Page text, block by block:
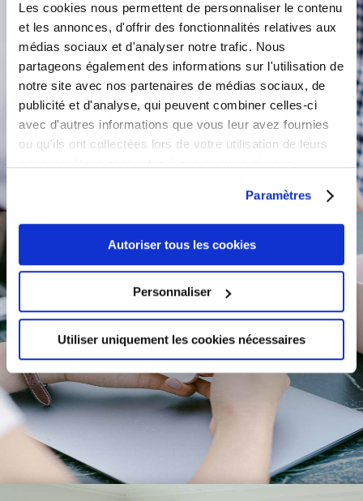
Les cookies nous permettent de personnaliser le contenu
et les annonces, d'offrir des fonctionnalités relatives aux
médias sociaux et d'analyser notre trafic. Nous
partageons également des informations sur l'utilisation de
notre site avec nos partenaires de médias sociaux, de
publicité et d'analyse, qui peuvent combiner celles-ci
avec d'autres informations que vous leur avez fournies
ou qu'ils ont collectées lors de votre utilisation de leurs
Paramètres
Autoriser tous les cookies
Personnaliser
Utiliser uniquement les cookies nécessaires